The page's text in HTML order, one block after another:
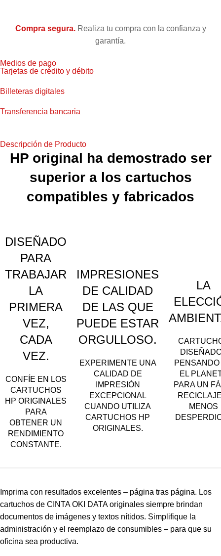
Compra segura.Realiza tu compra con la confianza y
garantía.
Medios de pago
Tarjetas de crédito y débito
Billeteras digitales
Transferencia bancaria
Descripción de Producto
HP original ha demostrado ser
superior a los cartuchos
compatibles y fabricados
DISEÑADO
PARA
TRABAJAR
LA
PRIMERA
VEZ,
CADA
VEZ.
CONFÍE EN LOS
CARTUCHOS
HP ORIGINALES
PARA
OBTENER UN
RENDIMIENTO
CONSTANTE.
IMPRESIONES
DE CALIDAD
DE LAS QUE
PUEDE ESTAR
ORGULLOSO.
EXPERIMENTE UNA
CALIDAD DE
IMPRESIÓN
EXCEPCIONAL
CUANDO UTILIZA
CARTUCHOS HP
ORIGINALES.
LA
EL
PARA UN
MENOS
Imprima con resultados excelentes – página tras página. Los
cartuchos de CINTA OKI DATA originales siempre brindan
documentos de imágenes y textos nítidos. Simplifique la
administración y el reemplazo de consumibles – para que su
oficina sea productiva.